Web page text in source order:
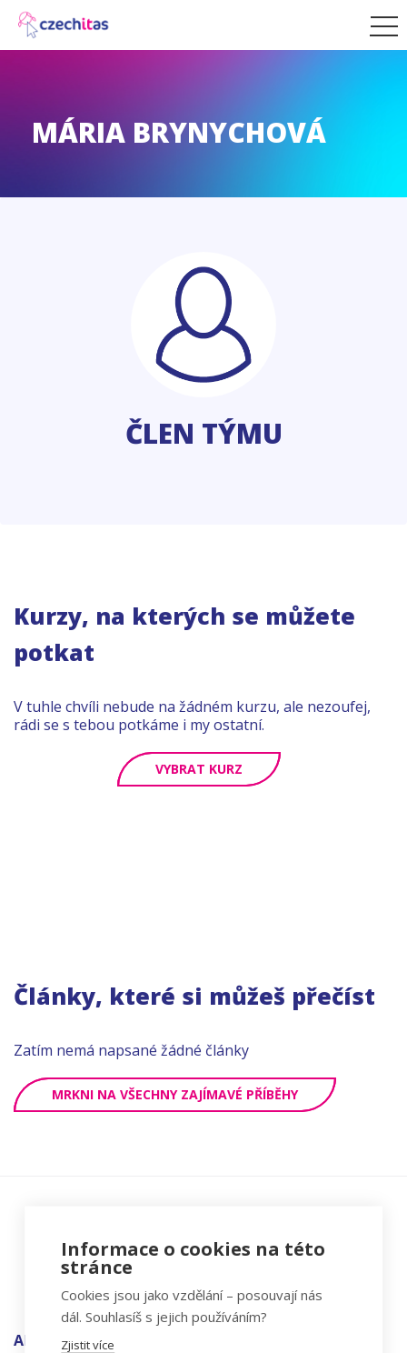
MÁRIA BRYNYCHOVÁ
ČLEN TÝMU
Kurzy, na kterých se můžete
potkat
V tuhle chvíli nebude na žádném kurzu, ale nezoufej,
rádi se s tebou potkáme i my ostatní.
VYBRAT KURZ
Články, které si můžeš přečíst
Zatím nemá napsané žádné články
MRKNI NA VŠECHNY ZAJÍMAVÉ PŘÍBĚHY
ADRESA
Informace o cookies na této
stránce
Cookies jsou jako vzdělání – posouvají nás
dál. Souhlasíš s jejich používáním?
Zjistit více